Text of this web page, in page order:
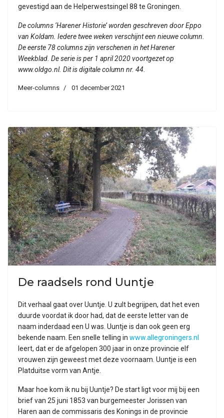
gevestigd aan de Helperwestsingel 88 te Groningen.
De columns ‘Harener Historie’ worden geschreven door Eppo
van Koldam. Iedere twee weken verschijnt een nieuwe column.
De eerste 78 columns zijn verschenen in het Harener
Weekblad. De serie is per 1 april 2020 voortgezet op
www.oldgo.nl. Dit is digitale column nr. 44.
Meer-columns 01 december 2021
De raadsels rond Uuntje
Dit verhaal gaat over Uuntje. U zult begrijpen, dat het even
duurde voordat ik door had, dat de eerste letter van de
naam inderdaad een U was. Uuntje is dan ook geen erg
bekende naam. Een snelle telling in www.allegroningers.nl
leert, dat er de afgelopen 300 jaar in onze provincie elf
vrouwen zijn geweest met deze voornaam. Uuntje is een
Platduitse vorm van Antje.
Maar hoe kom ik nu bij Uuntje? De start ligt voor mij bij een
brief van 25 juni 1853 van burgemeester Jorissen van
Haren aan de commissaris des Konings in de provincie